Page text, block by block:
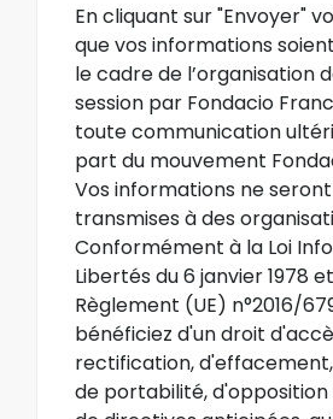
En cliquant sur "Envoyer"
que vos informations
le cadre de l’organisation
session par Fondacio
toute communication
part du mouvement
Vos informations ne
transmises à des
Conformément à la Loi
Libertés du 6 janvier 1978
Règlement (UE) n°2016/
bénéficiez d'un droit
rectification,
de portabilité,